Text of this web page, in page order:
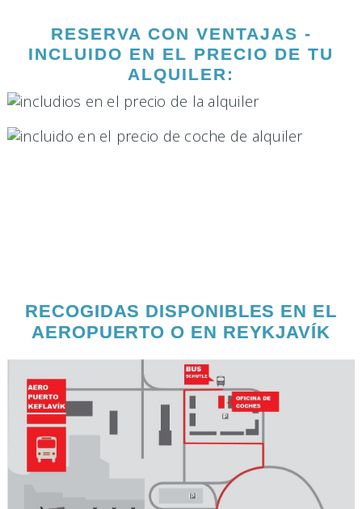
RESERVA CON VENTAJAS -
INCLUIDO EN EL PRECIO DE TU
ALQUILER:
RECOGIDAS DISPONIBLES EN EL
AEROPUERTO O EN REYKJAVÍK